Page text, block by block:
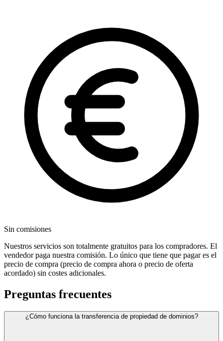
Sin comisiones
Nuestros servicios son totalmente gratuitos para los compradores. El
vendedor paga nuestra comisión. Lo único que tiene que pagar es el
precio de compra (precio de compra ahora o precio de oferta
acordado) sin costes adicionales.
Preguntas frecuentes
¿Cómo funciona la transferencia de propiedad de dominios?